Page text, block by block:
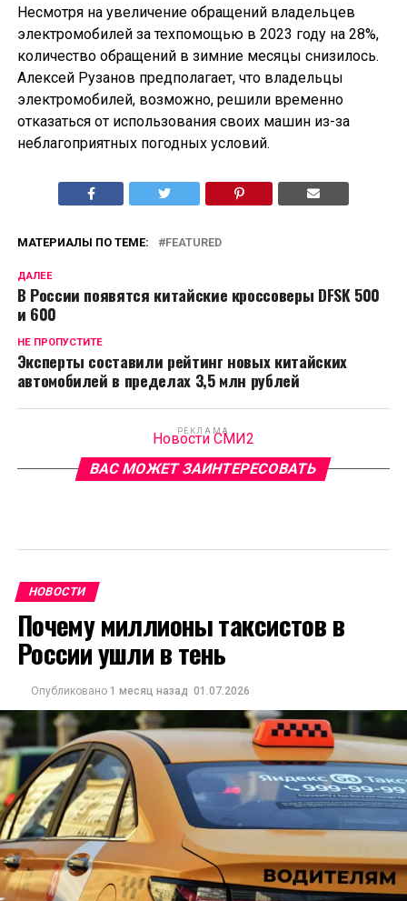
Несмотря на увеличение обращений владельцев
электромобилей за техпомощью в 2023 году на 28%,
количество обращений в зимние месяцы снизилось.
Алексей Рузанов предполагает, что владельцы
электромобилей, возможно, решили временно
отказаться от использования своих машин из-за
неблагоприятных погодных условий.
МАТЕРИАЛЫ ПО ТЕМЕ: FEATURED
ДАЛЕЕ
В России появятся китайские кроссоверы DFSK 500
и 600
НЕ ПРОПУСТИТЕ
Эксперты составили рейтинг новых китайских
автомобилей в пределах 3,5 млн рублей
РЕКЛАМА
Новости СМИ2
ВАС МОЖЕТ ЗАИНТЕРЕСОВАТЬ
НОВОСТИ
Почему миллионы таксистов в
России ушли в тень
Опубликовано 1 месяц назад 01.07.2026